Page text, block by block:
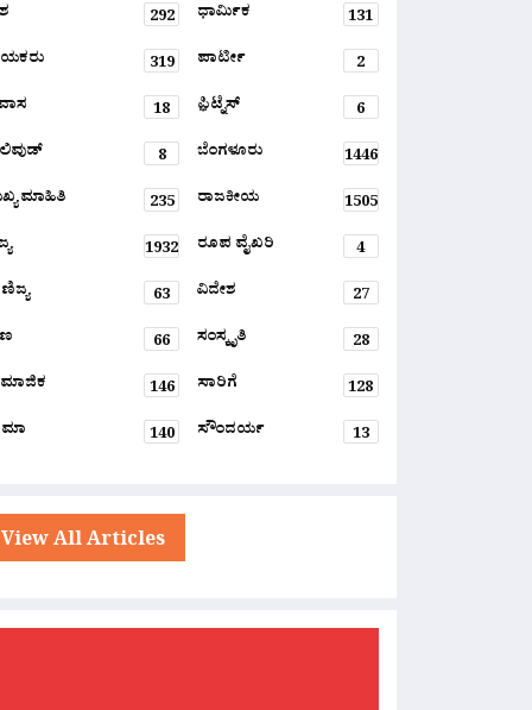
292 ಧಾರ್ಮಿಕ
131
319 ಪಾರ್ಟೀ
2
18 ಫ಼ಿಟ್ನೆಸ್
6
8 ಬೆಂಗಳೂರು
1446
ಮಾಹಿತಿ
235 ರಾಜಕೀಯ
1505
1932 ರೂಪ ವೈಖರಿ
4
63 ವಿದೇಶ
27
66 ಸಂಸ್ಕೃತಿ
28
146 ಸಾರಿಗೆ
128
140 ಸೌಂದರ್ಯ 13
View All Articles